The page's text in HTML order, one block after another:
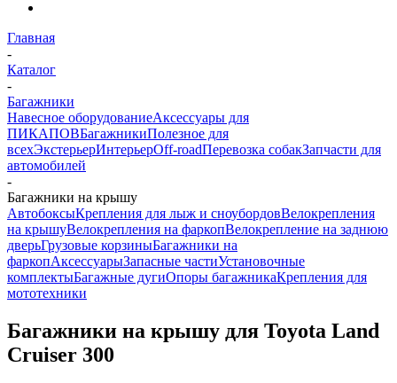
Главная
-
Каталог
-
Багажники
Навесное оборудованиеАксессуары для
ПИКАПОВБагажникиПолезное для
всехЭкстерьерИнтерьерOff-roadПеревозка собакЗапчасти для
автомобилей
-
Багажники на крышу
АвтобоксыКрепления для лыж и сноубордовВелокрепления
на крышуВелокрепления на фаркопВелокрепление на заднюю
дверьГрузовые корзиныБагажники на
фаркопАксессуарыЗапасные частиУстановочные
комплектыБагажные дугиОпоры багажникаКрепления для
мототехники
Багажники на крышу для Toyota Land
Cruiser 300